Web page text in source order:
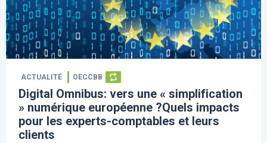
ACTUALITÉ OECCBB
Digital Omnibus: vers une « simplification
» numérique européenne ?Quels impacts
pour les experts-comptables et leurs
clients